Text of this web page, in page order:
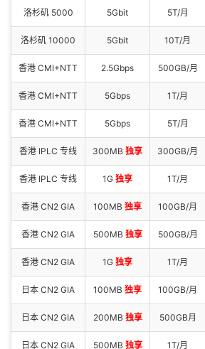
洛杉矶 5000 5Gbit 5T/月
洛杉矶 10000 5Gbit 10T/月
香港 CMI+NTT 2.5Gbps 500GB/月
香港 CMI+NTT 5Gbps 1T/月
香港 CMI+NTT 5Gbps 5T/月
香港 IPLC 专线 300MB 独享 300GB/月
香港 IPLC 专线 1G 独享 1T/月
香港 CN2 GIA 100MB 独享 100GB/月
香港 CN2 GIA 500MB 独享 500GB/月
香港 CN2 GIA 1G 独享 1T/月
日本 CN2 GIA 100MB 独享 100GB/月
日本 CN2 GIA 200MB 独享 500GB月
日本 CN2 GIA 500MB 独享 1T/月